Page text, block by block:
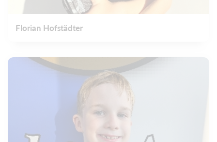
Florian Hofstädter